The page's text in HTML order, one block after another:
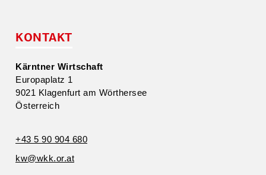
KONTAKT
Kärntner Wirtschaft
Europa­platz 1
9021 Klagenfurt am Wörthersee
Öster­reich
+43 5 90 904 680
kw@​wkk.​or.​at